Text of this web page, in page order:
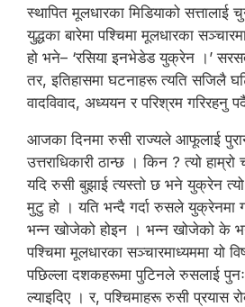
स्थापित मूलधारका मिडियाको सत्तालाई
युद्धका बारेमा पश्चिमा मूलधारका
हो भने– ‘रसिया इनभेडेड युक्रेन ।’
तर, इतिहासमा घटनाहरू त्यति सजिलै
वादविवाद, अध्ययन र परिश्रम गरिरहनु
आजका दिनमा रुसी राज्यले आफूलाई
उत्तराधिकारी ठान्छ । किन ? त्यो हाम्रो
यदि रुसी बुझाई त्यस्तो छ भने युक्रेन
मुटु हो । यति भन्दै गर्दा रुसले
भन्न खोजेको होइन । भन्न खोजेको के
पश्चिमा मूलधारका सञ्चारमाध्यममा यो
पछिल्ला दशकहरूमा पुटिनले रुसलाई
ल्याइदिए । र, पश्चिमाहरू रुसी प्रयास